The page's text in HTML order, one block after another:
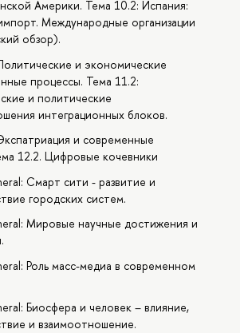
Америки. Тема 10.2: Испания:
Международные организации
обзор).
и экономические
процессы. Тема 11.2:
и политические
интеграционных блоков.
и современные
12.2. Цифровые кочевники
Смарт сити - развитие и
городских систем.
Мировые научные достижения и
Роль масс-медиа в современном
Биосфера и человек – влияние,
и взаимоотношение.